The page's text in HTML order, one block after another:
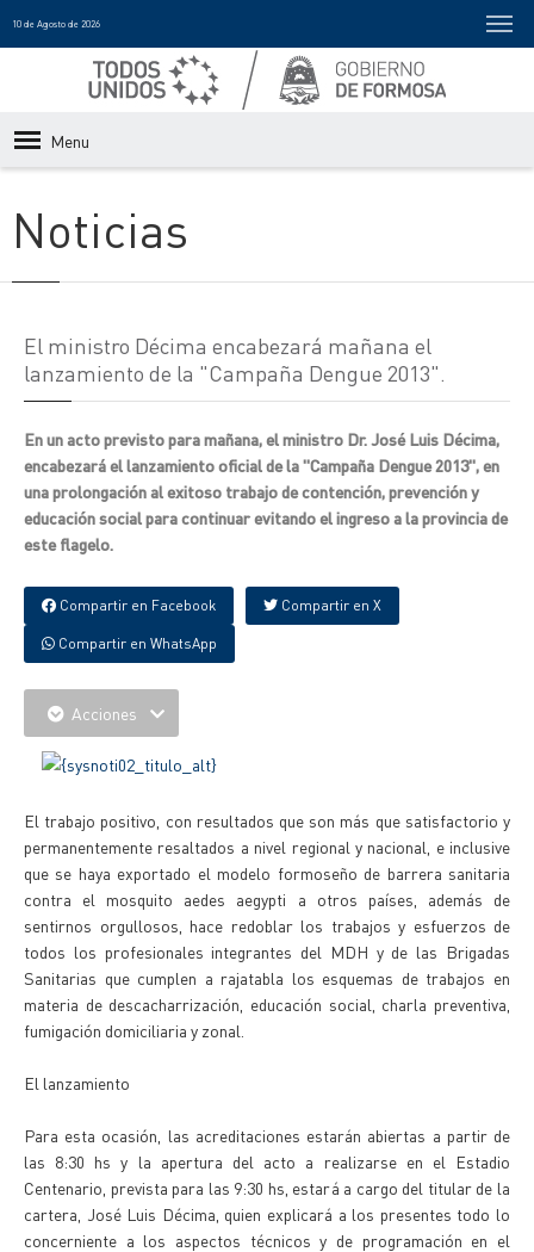
10 de Agosto de 2026
Menu
Noticias
El ministro Décima encabezará mañana el
lanzamiento de la "Campaña Dengue 2013".
En un acto previsto para mañana, el ministro Dr. José Luis Décima,
encabezará el lanzamiento oficial de la "Campaña Dengue 2013", en
una prolongación al exitoso trabajo de contención, prevención y
educación social para continuar evitando el ingreso a la provincia de
este flagelo.
Compartir en Facebook Compartir en X
Compartir en WhatsApp
Acciones
El trabajo positivo, con resultados que son más que satisfactorio y
permanentemente resaltados a nivel regional y nacional, e inclusive
que se haya exportado el modelo formoseño de barrera sanitaria
contra el mosquito aedes aegypti a otros países, además de
sentirnos orgullosos, hace redoblar los trabajos y esfuerzos de
todos los profesionales integrantes del MDH y de las Brigadas
Sanitarias que cumplen a rajatabla los esquemas de trabajos en
materia de descacharrización, educación social, charla preventiva,
fumigación domiciliaria y zonal.
El lanzamiento
Para esta ocasión, las acreditaciones estarán abiertas a partir de
las 8:30 hs y la apertura del acto a realizarse en el Estadio
Centenario, prevista para las 9:30 hs, estará a cargo del titular de la
cartera, José Luis Décima, quien explicará a los presentes todo lo
concerniente a los aspectos técnicos y de programación en el